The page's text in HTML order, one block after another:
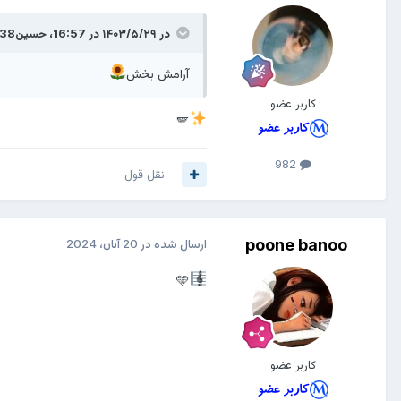
کاربر عضو
در ۱۴۰۳/۵/۲۹ در 16:57، حسین138
آرامش بخش
نقل قول
poone banoo
کاربر عضو
ارسال شده در 20 آبان، 2024
🩵